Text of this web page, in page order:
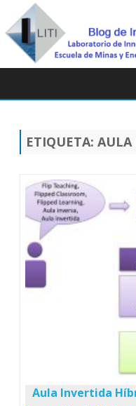
ETIQUETA: AULA
Aula Invertida